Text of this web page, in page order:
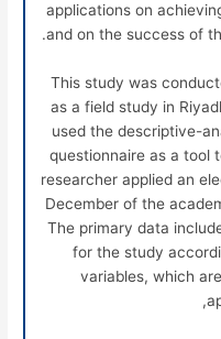
applications on
and on the success of
This study was
as a field study in
used the descriptive-
questionnaire as a tool
researcher applied an
December of the
The primary data
for the study
variables, which